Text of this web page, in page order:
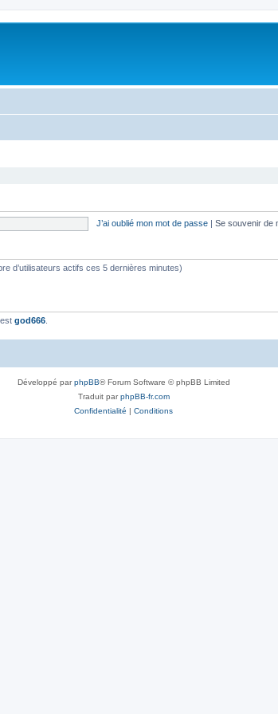
J’ai oublié mon mot de passe | Se souvenir de
d’utilisateurs actifs ces 5 dernières minutes)
god666
Développé parphpBB® Forum Software © phpBB Limited
Traduit parphpBB-fr.com
Confidentialité | Conditions